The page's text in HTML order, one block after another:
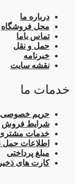
درباره ما
محل فروشگاه
تماس باما
حمل و نقل
خبرنامه
نقشه سایت
خدمات ما
حریم خصوصی
شرایط فروش
خدمات
اطلاعات حمل
مبلغ پرداختی
کارت های